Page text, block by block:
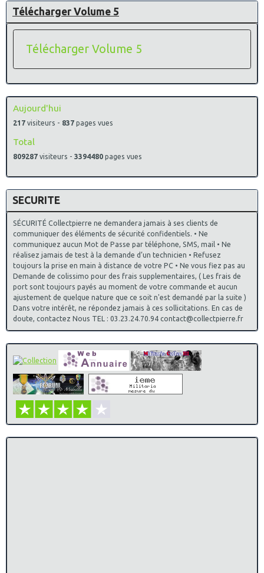
Télécharger Volume 5
Télécharger Volume 5
Aujourd'hui
217 visiteurs - 837 pages vues
Total
809287 visiteurs - 3394480 pages vues
SECURITE
SÉCURITÉ Collectpierre ne demandera jamais à ses clients de
communiquer des éléments de sécurité confidentiels. • Ne
communiquez aucun Mot de Passe par téléphone, SMS, mail • Ne
réalisez jamais de test à la demande d’un technicien • Refusez
toujours la prise en main à distance de votre PC • Ne vous fiez pas au
Demande de colissimo pour des frais supplementaires, ( Les frais de
port sont toujours payés au moment de votre commande et aucun
ajustement de quelque nature que ce soit n'est demandé par la suite )
Dans votre intérêt, ne répondez jamais à ces sollicitations. En cas de
doute, contactez Nous TEL : 03.23.24.70.94 contact@collectpierre.fr